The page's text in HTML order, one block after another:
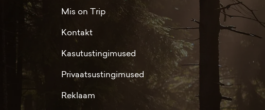
Mis on Trip
Kontakt
Kasutustingimused
Privaatsustingimused
Reklaam